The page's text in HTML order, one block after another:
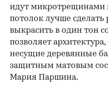
идут микротрещинами
потолок лучше
выкрасить в один тон
позволяет
несущие деревянные
защитным матовым
Мария Паршина.